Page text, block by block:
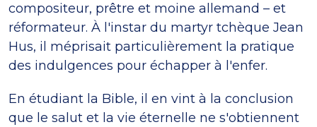
compositeur, prêtre et moine allemand – et
réformateur. À l'instar du martyr tchèque Jean
Hus, il méprisait particulièrement la pratique
des indulgences pour échapper à l'enfer.
En étudiant la Bible, il en vint à la conclusion
que le salut et la vie éternelle ne s'obtiennent